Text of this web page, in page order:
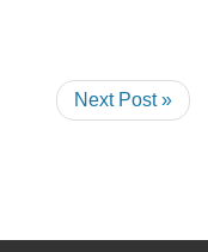
Next Post »